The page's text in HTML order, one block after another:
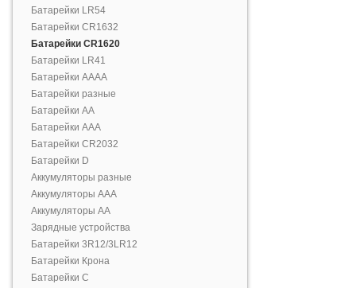
Батарейки LR54
Батарейки CR1632
Батарейки CR1620
Батарейки LR41
Батарейки AAAA
Батарейки разные
Батарейки AA
Батарейки AAA
Батарейки CR2032
Батарейки D
Аккумуляторы разные
Аккумуляторы AAA
Аккумуляторы AA
Зарядные устройства
Батарейки 3R12/3LR12
Батарейки Крона
Батарейки С